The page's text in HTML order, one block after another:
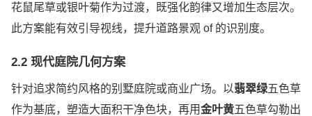
花鼠尾草或银叶菊作为过渡，既强化韵律又增加生态层次。
此方案能有效引导视线，提升道路景观 of 的识别度。
2.2 现代庭院几何方案
针对追求简约风格的别墅庭院或商业广场。以翡翠绿五色草
作为基底，塑造大面积干净色块，再用金叶黄五色草勾勒出